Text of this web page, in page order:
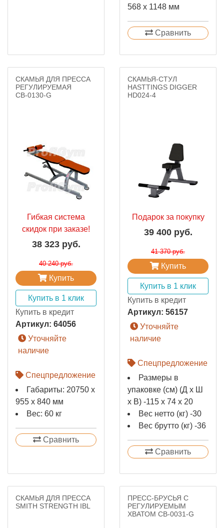
568 x 1148 мм
Сравнить
СКАМЬЯ ДЛЯ ПРЕССА
РЕГУЛИРУЕМАЯ
СВ-0130-G
Гибкая система
скидок при заказе!
38 323 руб.
40 240 руб.
Купить
Купить в 1 клик
Купить в кредит
Артикул: 64056
Уточняйте
наличие
Спецпредложение
Габариты: 20750 x
955 x 840 мм
Вес: 60 кг
Сравнить
СКАМЬЯ-СТУЛ
HASTTINGS DIGGER
HD024-4
Подарок за покупку
39 400 руб.
41 370 руб.
Купить
Купить в 1 клик
Купить в кредит
Артикул: 56157
Уточняйте
наличие
Спецпредложение
Размеры в
упаковке (см) (Д х Ш
х В) -115 х 74 х 20
Вес нетто (кг) -30
Вес брутто (кг) -36
Сравнить
СКАМЬЯ ДЛЯ ПРЕССА
SMITH STRENGTH IBL
ПРЕСС-БРУСЬЯ С
РЕГУЛИРУЕМЫМ
ХВАТОМ СВ-0031-G